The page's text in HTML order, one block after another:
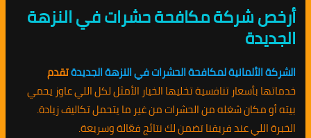
أرخص شركة مكافحة حشرات في النزهة
الجديدة
الشركة الألمانية لمكافحة الحشرات في النزهة الجديدةتقدم
خدماتها بأسعار تنافسية تخليها الخيار الأمثل لكل اللي عاوز يحمي
بيته أو مكان شغله من الحشرات من غير ما يتحمل تكاليف زيادة.
الخبرة اللي عند فريقنا تضمن لك نتائج فعّالة وسريعة.